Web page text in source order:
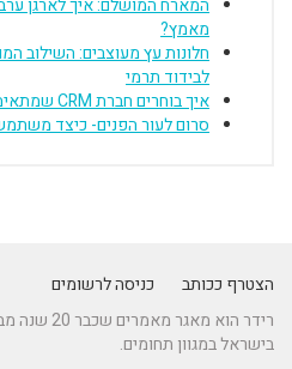
המארח המושלם: איך לארגן
מאמץ?
חלונות עץ מעוצבים: השילוב
לבידוד תרמי
איך בוחרים חברת CRM שמתאימה לעסק?
סרום לעור הפנים- כיצד
הצטרף ככותב
כניסה לרשומים
רידר הוא
בישראל במגוון תחומים.